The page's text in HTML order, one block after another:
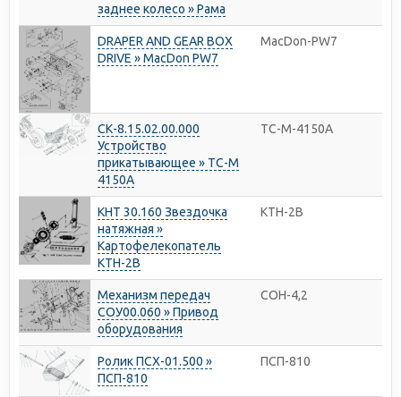
заднее колесо » Рама
DRAPER AND GEAR BOX
DRIVE » MacDon PW7
MacDon-PW7
СК-8.15.02.00.000
Устройство
прикатывающее » ТС-М
4150А
ТС-М-4150А
КНТ 30.160 Звездочка
натяжная »
Картофелекопатель
КТН-2В
КТН-2В
Механизм передач
СОУ00.060 » Привод
оборудования
СОН-4,2
Ролик ПСХ-01.500 »
ПСП-810
ПСП-810